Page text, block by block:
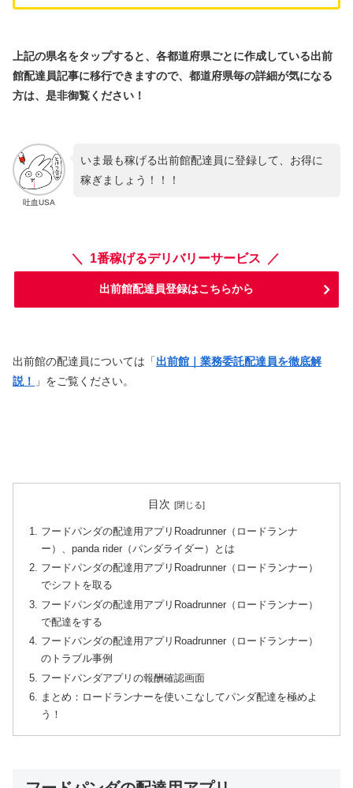
上記の県名をタップすると、各都道府県ごとに作成している出前
館配達員記事に移行できますので、都道府県毎の詳細が気になる
方は、是非御覧ください！
吐血USA
いま最も稼げる出前館配達員に登録して、お得に
稼ぎましょう！！！
＼ 1番稼げるデリバリーサービス ／
出前館配達員登録はこちらから
出前館の配達員については「出前館｜業務委託配達員を徹底解
説！
」をご覧ください。
目次
フードパンダの配達用アプリRoadrunner（ロードランナ
ー）、panda rider（パンダライダー）とは
フードパンダの配達用アプリRoadrunner（ロードランナー）
でシフトを取る
フードパンダの配達用アプリRoadrunner（ロードランナー）
で配達をする
フードパンダの配達用アプリRoadrunner（ロードランナー）
のトラブル事例
フードパンダアプリの報酬確認画面
まとめ：ロードランナーを使いこなしてパンダ配達を極めよ
う！